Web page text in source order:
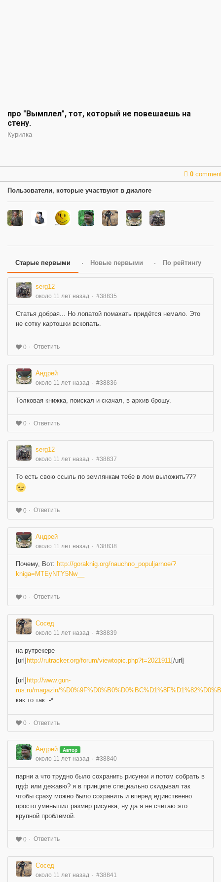
про "Вымплел", тот, который не повешаешь на
стену.
Курилка
0
Пользователи, которые участвуют в диалоге
Старые первыми Новые первыми По рейтингу
serg12
около 11 лет назад #38835
Статья добрая... Но лопатой помахать придётся немало. Это
не сотку картошки вскопать.
0 Ответить
Андрей
около 11 лет назад #38836
Толковая книжка, поискал и скачал, в архив брошу.
0 Ответить
serg12
около 11 лет назад #38837
То есть свою ссыль по землянкам тебе в лом выложить???
0 Ответить
Андрей
около 11 лет назад #38838
Почему, Вот: http://goraknig.org/nauchno_populjarnoe/?
kniga=MTEyNTY5Nw__
0 Ответить
Сосед
около 11 лет назад #38839
на рутрекере
[url]http://rutracker.org/forum/viewtopic.php?t=2021911 [/url]
[url]http://www.gun-
rus.ru/magazin/
как то так :-*
0 Ответить
Андрей Автор
около 11 лет назад #38840
парни а что трудно было сохранить рисунки и потом собрать в
пдф или дежавю? я в принципе специально скидывал так
чтобы сразу можно было сохранить и вперед.единственно
просто уменьшил размер рисунка, ну да я не считаю это
крупной проблемой.
0 Ответить
Сосед
около 11 лет назад #38841